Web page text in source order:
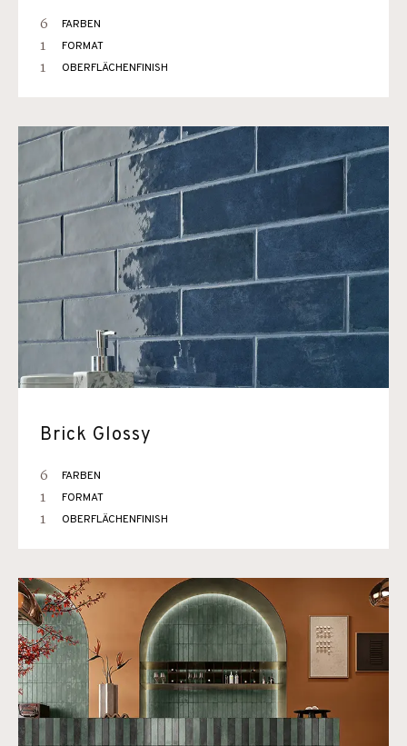
6 FARBEN
1 FORMAT
1 OBERFLÄCHENFINISH
Brick Glossy
6 FARBEN
1 FORMAT
1 OBERFLÄCHENFINISH